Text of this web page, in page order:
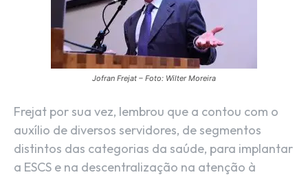
Jofran Frejat – Foto: Wilter Moreira
Frejat por sua vez, lembrou que a contou com o
auxílio de diversos servidores, de segmentos
distintos das categorias da saúde, para implantar
a ESCS e na descentralização na atenção à